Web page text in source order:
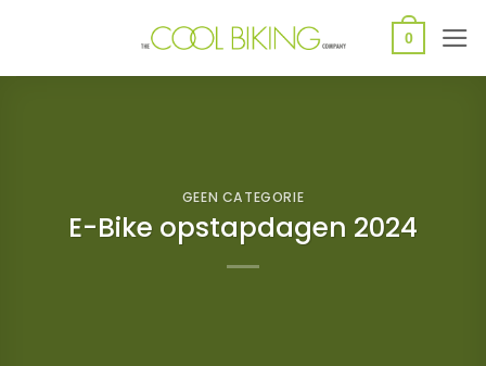
inhoud
0
GEEN CATEGORIE
E-Bike opstapdagen 2024